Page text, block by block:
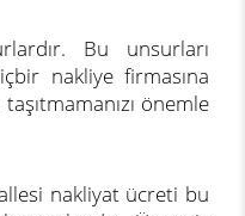
Bu unsurları
nakliye firmasına
önemle
nakliyat ücreti bu